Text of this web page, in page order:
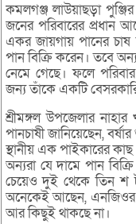
কমলগঞ্জ লাউয়াছড়া
জনের পরিবারের প্রধান
একর জায়গায় পানের
পান বিক্রি করেন। তবে
নেমে গেছে। ফলে
জন্য তাঁকে একটি বেসরকারি
শ্রীমঙ্গল উপজেলার
পানচাষী জানিয়েছেন,
স্থানীয় এক পাইকারের
অন্যরা যে দামে পান
চেয়েও দুই থেকে তিন শ
অনেকেই আছেন, এনজিওর
আর কিছুই থাকছে না।